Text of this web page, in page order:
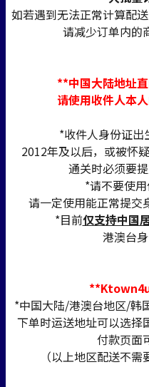
如若遇到无法正常计算配
请减少订单内的
**中国大陆地址直
请使用收件人本
*收件人身份证出
2012年及以后，或被怀
通关时必须要
*请不要使用
请一定使用能正常提交
*目前仅支持中国
港澳台身
*中国大陆/港澳台地区/韩
下单时运送地址可以选择
付款页面
（以上地区配送不需